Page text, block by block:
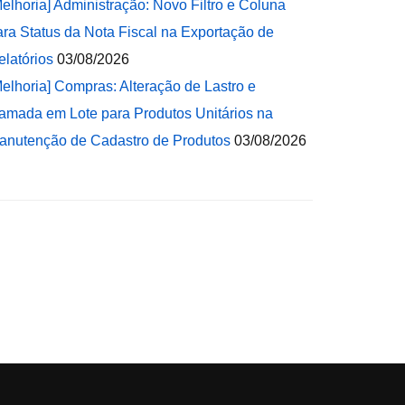
Administração: Novo Filtro e Coluna
Status da Nota Fiscal na Exportação de
03/08/2026
Compras: Alteração de Lastro e
em Lote para Produtos Unitários na
de Cadastro de Produtos 03/08/2026